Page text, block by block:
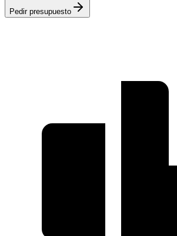
Pedir presupuesto